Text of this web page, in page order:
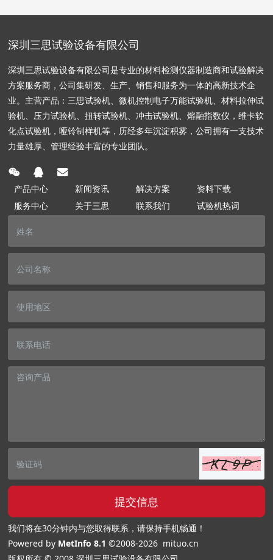
深圳三思试验设备有限公司
深圳三思试验设备有限公司是专业的材料检测仪器制造商和试验解决
方案服务商，公司集研发、生产、销售和服务为一体的高新技术企
业。主营产品：三思试验机、微机控制电子万能试验机、材料拉伸试
验机、压力试验机、扭转试验机、冲击试验机、熔融指数仪，维卡软
化点试验机，哑铃制样机等，历经多年沉淀积雾，公司拥有一支技术
力量雄厚、管理经验丰富的专业团队。
产品中心 新闻资讯 解决方案
资料下载
服务中心
关于三思 联系我们 试验机热词
提交信息
我们将在30分钟内与您取得联系，请保持手机畅通！
Powered by MetInfo 8.1 ©2008-2026 mituo.cn